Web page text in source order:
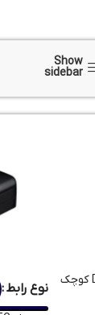
Show
sidebar
تبديل DVI-D TO VGA کوچک
نوع رابط